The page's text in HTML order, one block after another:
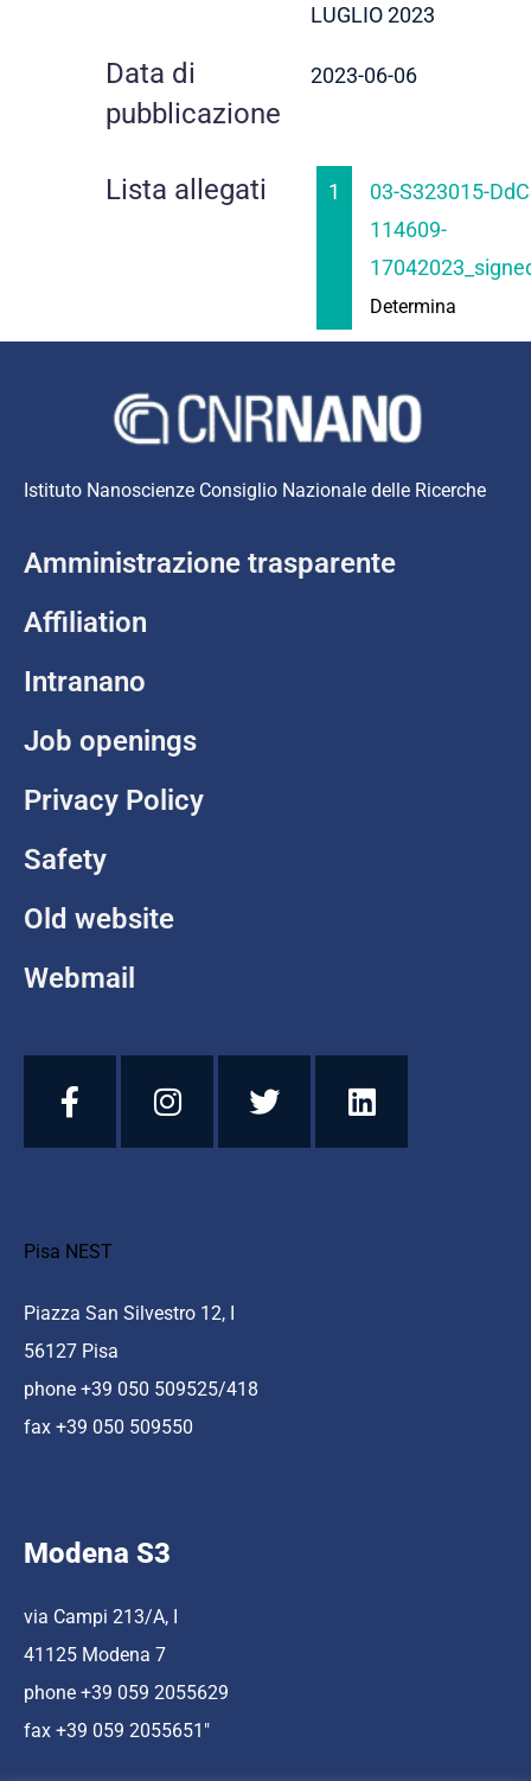
LUGLIO 2023
Data di
pubblicazione
2023-06-06
Lista allegati 1
03-S323015-
114609-
Determina
Istituto Nanoscienze Consiglio Nazionale delle Ricerche
Amministrazione trasparente
Affiliation
Intranano
Job openings
Privacy Policy
Safety
Old website
Webmail
Pisa NEST
Piazza San Silvestro 12, I
56127 Pisa
phone +39 050 509525/418
fax +39 050 509550
Modena S3
via Campi 213/A, I
41125 Modena 7
phone +39 059 2055629
fax +39 059 2055651″